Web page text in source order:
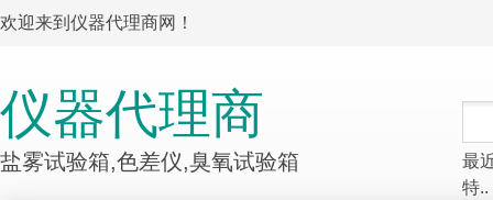
欢迎来到仪器代理商网！
仪器代理商
盐雾试验箱,色差仪,臭氧试验箱
最
特..